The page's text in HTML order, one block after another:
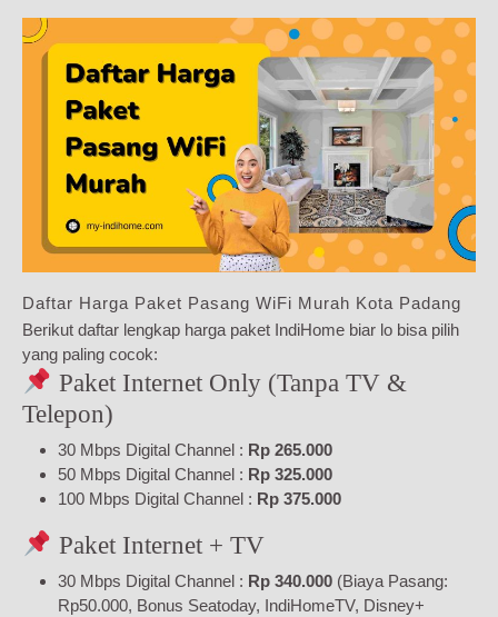
Daftar Harga Paket Pasang WiFi Murah Kota Padang
Berikut daftar lengkap harga paket IndiHome biar lo bisa pilih
yang paling cocok:
Paket Internet Only (Tanpa TV &
Telepon)
30 Mbps Digital Channel : Rp 265.000
50 Mbps Digital Channel : Rp 325.000
100 Mbps Digital Channel : Rp 375.000
Paket Internet + TV
30 Mbps Digital Channel : Rp 340.000 (Biaya Pasang:
Rp50.000, Bonus Seatoday, IndiHomeTV, Disney+